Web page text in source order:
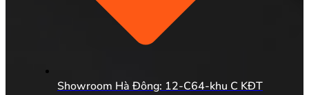
Showroom Hà Đông: 12-C64-khu C KĐT